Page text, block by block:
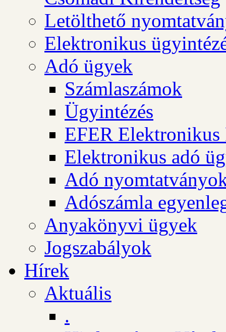
Letölthető
Elektronikus
Adó ügyek
Számlaszámok
Ügyintézés
EFER Elektronikus
Elektronikus adó
Adó
Adószámla
Anyakönyvi ügyek
Jogszabályok
Hírek
Aktuális
.